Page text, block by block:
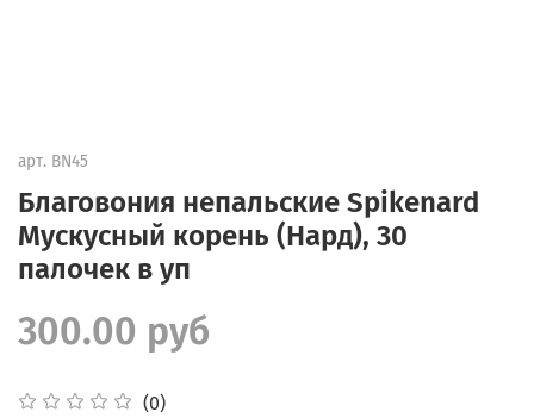
арт. BN45
Благовония непальские Spikenard
Мускусный корень (Нард), 30
палочек в уп
(0)
300.00 руб